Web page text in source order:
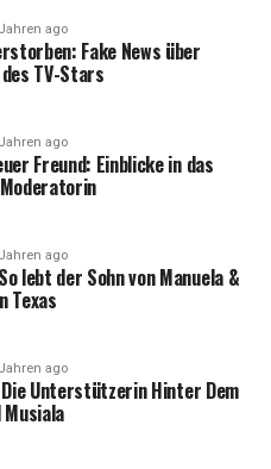
ago
Fake News über
TV-Stars
ago
Freund: Einblicke in das
ago
lebt der Sohn von Manuela &
Texas
ago
Unterstützerin Hinter Dem
Musiala